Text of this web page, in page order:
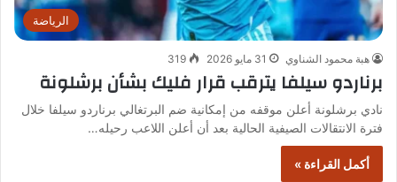
الرياضة
هبة محمود الشناوي 31 مايو 2026 319
برناردو سيلفا يترقب قرار فليك بشأن برشلونة
نادي برشلونة أعلن موقفه من إمكانية ضم البرتغالي برناردو سيلفا خلال
فترة الانتقالات الصيفية الحالية بعد أن أعلن اللاعب رحيله…
أكمل القراءة »